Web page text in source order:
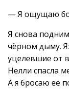
— Я ощущаю
Я снова
чёрном дыму.
уцелевшие от
Нелли спасла
А я бросаю её